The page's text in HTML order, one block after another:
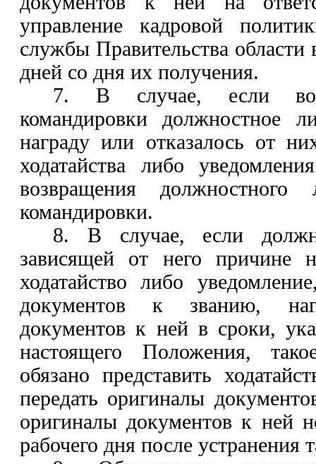
управление кадровой
службы Правительства области
дней со дня их получения.
7. В случае, если во
командировки должностное
награду или отказалось от
ходатайства либо
возвращения
командировки.
8. В случае, если
зависящей от него причине
ходатайство либо
документов к званию,
документов к ней в сроки,
настоящего Положения,
обязано представить
передать оригиналы
оригиналы документов к ней
рабочего дня после устранения